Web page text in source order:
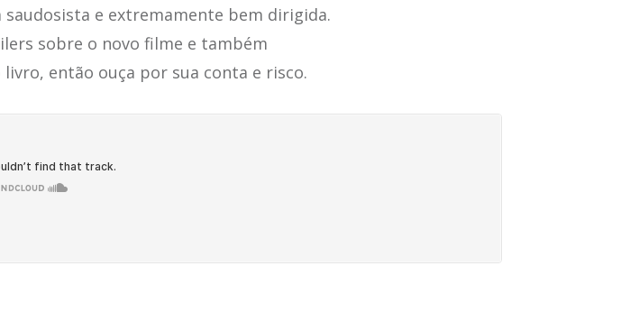
saudosista e extremamente bem dirigida.
sobre o novo filme e também
então ouça por sua conta e risco.